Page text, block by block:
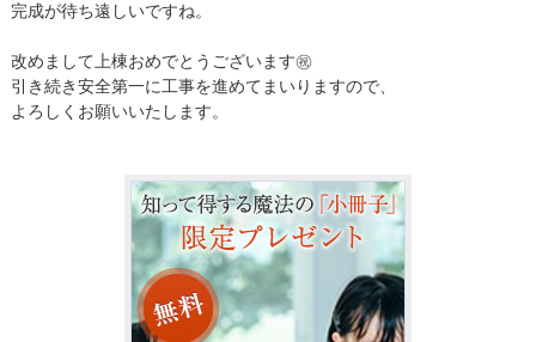
完成が待ち遠しいですね。
改めまして上棟おめでとうございます㊗️
引き続き安全第一に工事を進めてまいりますので、
よろしくお願いいたします。